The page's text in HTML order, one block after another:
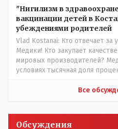
Назарбая и предлагал ему
поста Президента.
"Нигилизм в
вакцинации детей в
убеждениями родителей
Vlad Kostanai: Кто отвечает за
Медики! Кто закупает
мировых производителей?
условиях тысячная доля
прививки. Бумага нужна как
люди и отказываются и я в том
Все
Обсуждения